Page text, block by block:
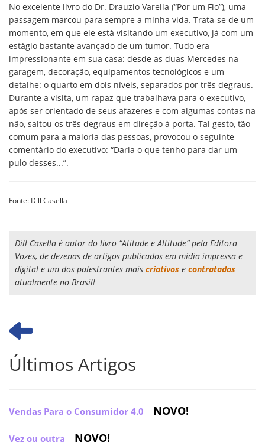
No excelente livro do Dr. Drauzio Varella (“Por um Fio”), uma
passagem marcou para sempre a minha vida. Trata-se de um
momento, em que ele está visitando um executivo, já com um
estágio bastante avançado de um tumor. Tudo era
impressionante em sua casa: desde as duas Mercedes na
garagem, decoração, equipamentos tecnológicos e um
detalhe: o quarto em dois níveis, separados por três degraus.
Durante a visita, um rapaz que trabalhava para o executivo,
após ser orientado de seus afazeres e com algumas contas na
não, saltou os três degraus em direção à porta. Tal gesto, tão
comum para a maioria das pessoas, provocou o seguinte
comentário do executivo: “Daria o que tenho para dar um
pulo desses...”.
Fonte: Dill Casella
Dill Casella é autor do livro “Atitude e Altitude” pela Editora
Vozes, de dezenas de artigos publicados em mídia impressa e
digital e um dos palestrantes mais criativos e contratados
atualmente no Brasil!
Últimos Artigos
Vendas Para o Consumidor 4.0 NOVO!
Vez ou outra NOVO!